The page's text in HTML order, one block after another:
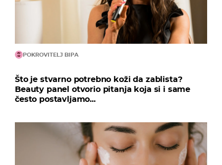
POKROVITELJ BIPA
Što je stvarno potrebno koži da zablista?
Beauty panel otvorio pitanja koja si i same
često postavljamo...